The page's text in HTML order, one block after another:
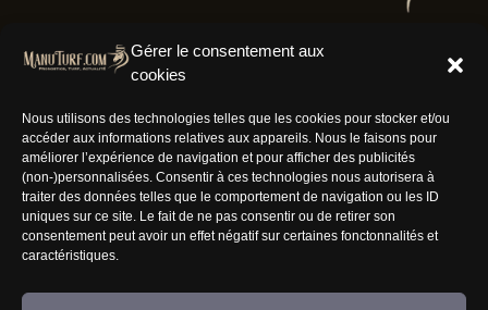
Gérer le consentement aux
cookies
Nous utilisons des technologies telles que les cookies pour stocker et/ou
accéder aux informations relatives aux appareils. Nous le faisons pour
améliorer l’expérience de navigation et pour afficher des publicités
(non-)personnalisées. Consentir à ces technologies nous autorisera à
traiter des données telles que le comportement de navigation ou les ID
uniques sur ce site. Le fait de ne pas consentir ou de retirer son
consentement peut avoir un effet négatif sur certaines fonctonnalités et
caractéristiques.
Informations
Nous rejoindre